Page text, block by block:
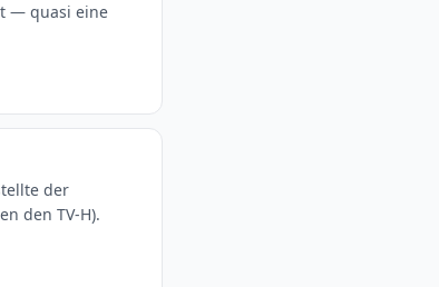
— quasi eine
der
den TV-H).